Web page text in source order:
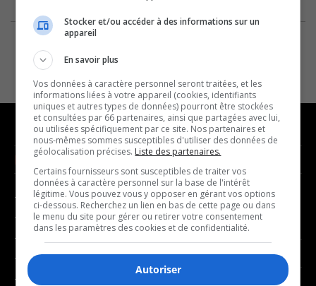
NOUVELLES
- Affaires municipales
- Communauté / Social
- Culture
- Économie
- Éducation
MUSIQUE
- Décompte franco
- Joué récemment
BALADOS
Stocker et/ou accéder à des informations sur un
appareil
En savoir plus
Vos données à caractère personnel seront traitées, et les
informations liées à votre appareil (cookies, identifiants
uniques et autres types de données) pourront être stockées
et consultées par 66 partenaires, ainsi que partagées avec lui,
ou utilisées spécifiquement par ce site. Nos partenaires et
nous-mêmes sommes susceptibles d'utiliser des données de
géolocalisation précises. Liste des partenaires.
Certains fournisseurs sont susceptibles de traiter vos
données à caractère personnel sur la base de l'intérêt
légitime. Vous pouvez vous y opposer en gérant vos options
ci-dessous. Recherchez un lien en bas de cette page ou dans
le menu du site pour gérer ou retirer votre consentement
dans les paramètres des cookies et de confidentialité.
Autoriser